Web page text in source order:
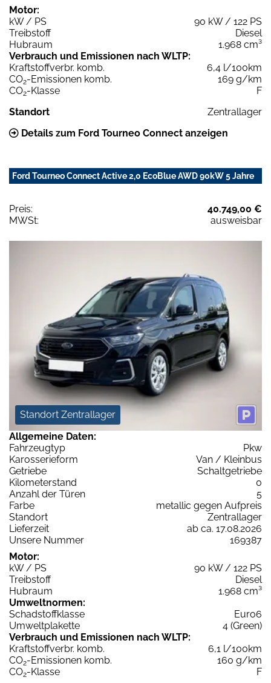
Motor:
kW / PS
90 kW / 122 PS
Treibstoff
Diesel
Hubraum
1.968 cm³
Verbrauch und Emissionen nach WLTP:
Kraftstoffverbr. komb.
6,4 l/100km
CO2-Emissionen komb.
169 g/km
CO2-Klasse
F
Standort
Zentrallager
Details zum Ford Tourneo Connect anzeigen
Ford Tourneo Connect Active 2,0 EcoBlue AWD 90kW 5 Jahre
Preis:
40.749,00 €
MWSt:
ausweisbar
Standort Zentrallager
Allgemeine Daten:
Fahrzeugtyp
Pkw
Karosserieform
Van / Kleinbus
Getriebe
Schaltgetriebe
Kilometerstand
0
Anzahl der Türen
5
Farbe
metallic gegen Aufpreis
Standort
Zentrallager
Lieferzeit
ab ca. 17.08.2026
Unsere Nummer
169387
Motor:
kW / PS
90 kW / 122 PS
Treibstoff
Diesel
Hubraum
1.968 cm³
Umweltnormen:
Schadstoffklasse
Euro6
Umweltplakette
4 (Green)
Verbrauch und Emissionen nach WLTP:
Kraftstoffverbr. komb.
6,1 l/100km
CO2-Emissionen komb.
160 g/km
CO2-Klasse
F